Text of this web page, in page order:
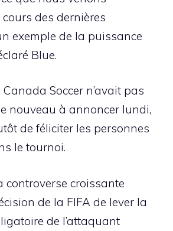
cours des dernières
exemple de la puissance
Blue.
Canada Soccer n’avait pas
nouveau à annoncer lundi,
de féliciter les personnes
le tournoi.
controverse croissante
de la FIFA de lever la
de l’attaquant